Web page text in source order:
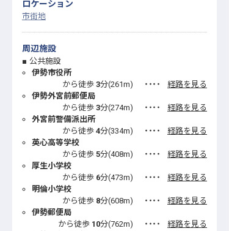
ロケーション
市街地
周辺施設
公共施設
伊勢市役所
から徒歩 3分(261m) ・・・・
経路を見る
伊勢外宮前郵便局
から徒歩 3分(274m) ・・・・
経路を見る
外宮前警備派出所
から徒歩 4分(334m) ・・・・
経路を見る
英心高等学校
から徒歩 5分(408m) ・・・・
経路を見る
厚生小学校
から徒歩 6分(473m) ・・・・
経路を見る
明倫小学校
から徒歩 8分(608m) ・・・・
経路を見る
伊勢郵便局
から徒歩 10分(762m) ・・・・
経路を見る